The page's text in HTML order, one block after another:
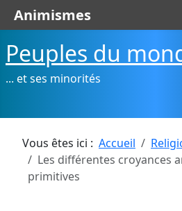
Peuples du
... et ses minorités
Vous êtes ici : Accueil
Les différentes croyances
primitives
Animismes